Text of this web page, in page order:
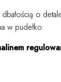
o
w pudełko